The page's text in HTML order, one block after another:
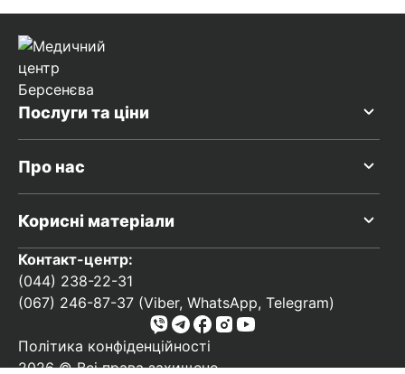
Послуги та ціни
Про нас
Корисні матеріали
Контакт-центр:
(044) 238-22-31
(067) 246-87-37 (Viber, WhatsApp, Telegram)
Політика конфіденційності
2026 © Всі права захищено